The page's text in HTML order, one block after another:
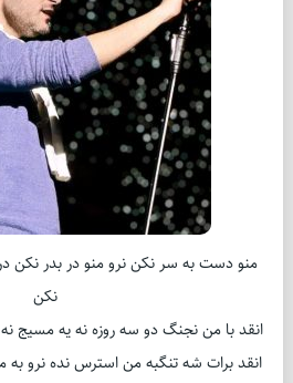
منو دست به سر نکن نرو منو در بدر نکن
نکن
انقد با من نجنگ دو سه روزه نه یه مسیج
انقد برات شه تنگبه من استرس نده نرو